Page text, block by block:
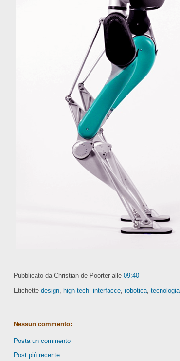
Pubblicato da Christian de Poorter alle 09:40
Etichette design, high-tech, interfacce, robotica, tecnologia
Nessun commento:
Posta un commento
Post più recente